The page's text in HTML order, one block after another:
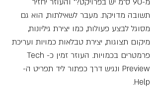
מ-90 ס"מ יש בפרויקט?" והעוזר יחזיר
תשובה מדויקת. מעבר לשאילתות, הוא גם
מסוגל לבצע פעולות, כמו יצירת גיליונות,
מיקום תצוגות, יצירת טבלאות כמויות ועריכת
פרמטרים בכמויות. העוזר זמין כ-Tech
Preview ונגיש דרך כפתור ליד תפריט ה-
Help.